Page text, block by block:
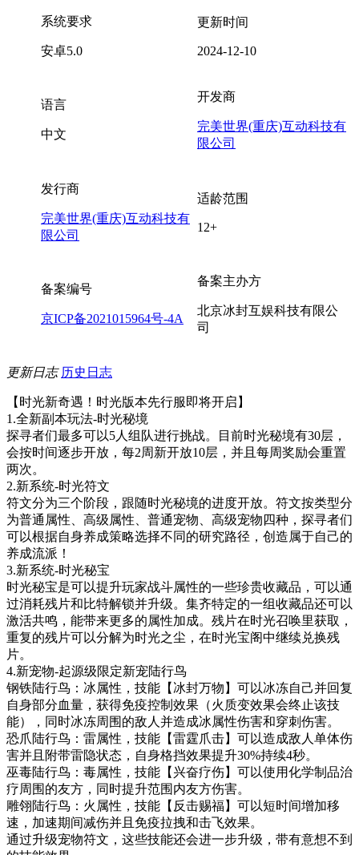
系统要求
安卓5.0
更新时间
2024-12-10
语言
中文
开发商
完美世界(重庆)互动科技有
限公司
发行商
完美世界(重庆)互动科技有
限公司
适龄范围
12+
备案编号
京ICP备2021015964号-4A
备案主办方
北京冰封互娱科技有限公
司
更新日志 历史日志
【时光新奇遇！时光版本先行服即将开启】
1.全新副本玩法-时光秘境
探寻者们最多可以5人组队进行挑战。目前时光秘境有30层，
会按时间逐步开放，每2周新开放10层，并且每周奖励会重置
两次。
2.新系统-时光符文
符文分为三个阶段，跟随时光秘境的进度开放。符文按类型分
为普通属性、高级属性、普通宠物、高级宠物四种，探寻者们
可以根据自身养成策略选择不同的研究路径，创造属于自己的
养成流派！
3.新系统-时光秘宝
时光秘宝是可以提升玩家战斗属性的一些珍贵收藏品，可以通
过消耗残片和比特解锁并升级。集齐特定的一组收藏品还可以
激活共鸣，能带来更多的属性加成。残片在时光召唤里获取，
重复的残片可以分解为时光之尘，在时光宝阁中继续兑换残
片。
4.新宠物-起源级限定新宠陆行鸟
钢铁陆行鸟：冰属性，技能【冰封万物】可以冰冻自己并回复
自身部分血量，获得免疫控制效果（火质变效果会终止该技
能），同时冰冻周围的敌人并造成冰属性伤害和穿刺伤害。
恐爪陆行鸟：雷属性，技能【雷霆爪击】可以造成敌人单体伤
害并且附带雷隐状态，自身格挡效果提升30%持续4秒。
巫毒陆行鸟：毒属性，技能【兴奋疗伤】可以使用化学制品治
疗周围的友方，同时提升范围内友方伤害。
雕翎陆行鸟：火属性，技能【反击赐福】可以短时间增加移
速，加速期间减伤并且免疫拉拽和击飞效果。
通过升级宠物符文，这些技能还会进一步升级，带有意想不到